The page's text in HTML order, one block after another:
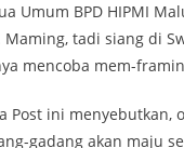
Umum BPD HIPMI
Maming, tadi siang di
mencoba mem-
Post ini
gadang akan maju